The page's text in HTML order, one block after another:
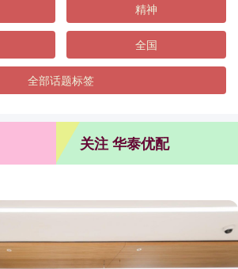
精神
全国
全部话题标签
关注 华泰优配